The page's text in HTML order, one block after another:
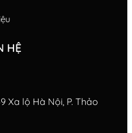
HỆ
Xa lộ Hà Nội, P. Thảo